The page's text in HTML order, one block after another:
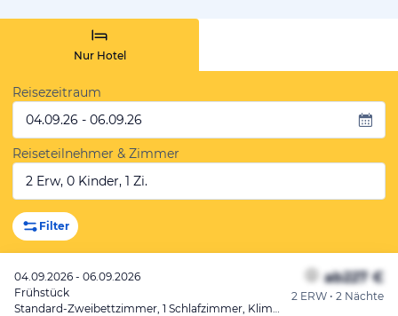
Nur Hotel
Reisezeitraum
04.09.26 - 06.09.26
Reiseteilnehmer & Zimmer
2 Erw, 0 Kinder, 1 Zi.
Filter
04.09.2026 - 06.09.2026
Frühstück
Standard-Zweibettzimmer, 1 Schlafzimmer, Klimaanlage, Meerblick
ab227 €
2 ERW • 2 Nächte